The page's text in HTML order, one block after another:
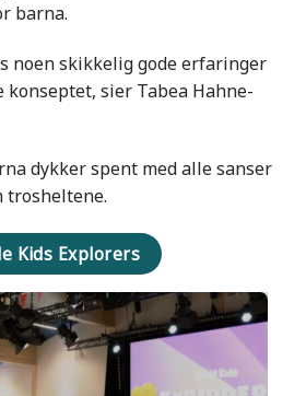
barna.
skikkelig gode erfaringer
sier Tabea Hahne-
dykker spent med alle sanser
trosheltene.
Kids Explorers